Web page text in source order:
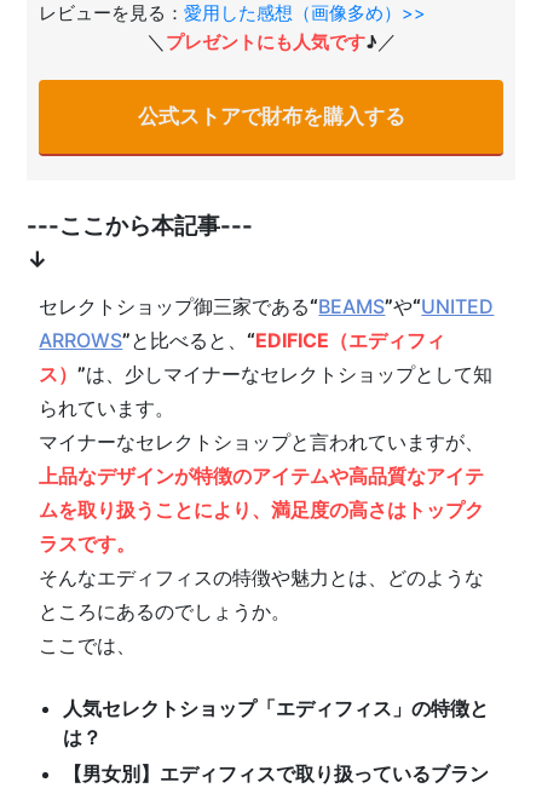
レビューを見る：愛用した感想（画像多め）>>
＼ プレゼントにも人気です♪ ／
公式ストアで財布を購入する
---ここから本記事---
↓
セレクトショップ御三家である“BEAMS”や“UNITED
ARROWS”と比べると、“EDIFICE（エディフィ
ス）”は、少しマイナーなセレクトショップとして知
られています。
マイナーなセレクトショップと言われていますが、
上品なデザインが特徴のアイテムや高品質なアイテ
ムを取り扱うことにより、満足度の高さはトップク
ラスです。
そんなエディフィスの特徴や魅力とは、どのような
ところにあるのでしょうか。
ここでは、
人気セレクトショップ「エディフィス」の特徴と
は？
【男女別】エディフィスで取り扱っているブラン